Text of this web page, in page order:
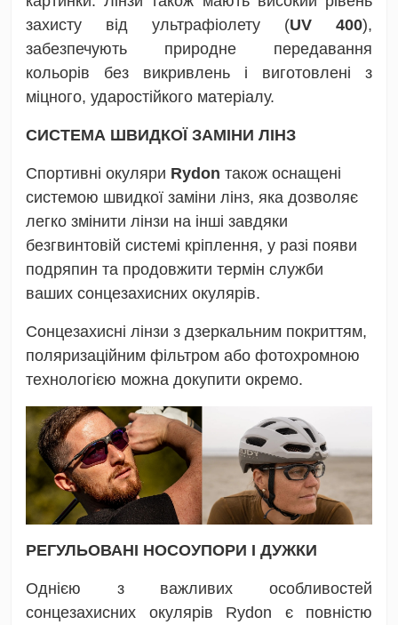
захисту від ультрафіолету (UV 400),
забезпечують природне передавання
кольорів без викривлень і виготовлені з
міцного, ударостійкого матеріалу.
СИСТЕМА ШВИДКОЇ ЗАМІНИ ЛІНЗ
Спортивні окуляри Rydon також оснащені
системою швидкої заміни лінз, яка дозволяє
легко змінити лінзи на інші завдяки
безгвинтовій системі кріплення, у разі появи
подряпин та продовжити термін служби
ваших сонцезахисних окулярів.
Сонцезахисні лінзи з дзеркальним покриттям,
поляризаційним фільтром або фотохромною
технологією можна докупити окремо.
РЕГУЛЬОВАНІ НОСОУПОРИ І ДУЖКИ
Однією з важливих особливостей
сонцезахисних окулярів Rydon є повністю